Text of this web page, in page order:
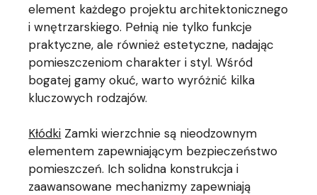
element każdego projektu architektonicznego
i wnętrzarskiego. Pełnią nie tylko funkcje
praktyczne, ale również estetyczne, nadając
pomieszczeniom charakter i styl. Wśród
bogatej gamy okuć, warto wyróżnić kilka
kluczowych rodzajów.
Kłódki Zamki wierzchnie są nieodzownym
elementem zapewniającym bezpieczeństwo
pomieszczeń. Ich solidna konstrukcja i
zaawansowane mechanizmy zapewniają